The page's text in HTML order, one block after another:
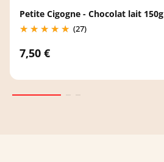
Petite Cigogne - Chocolat lait 150g
(27)
7,50 €